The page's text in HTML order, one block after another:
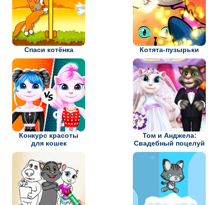
Спаси котёнка Котята-пузырьки
Конкурс красоты
для кошек
Том и Анджела:
Свадебный поцелуй